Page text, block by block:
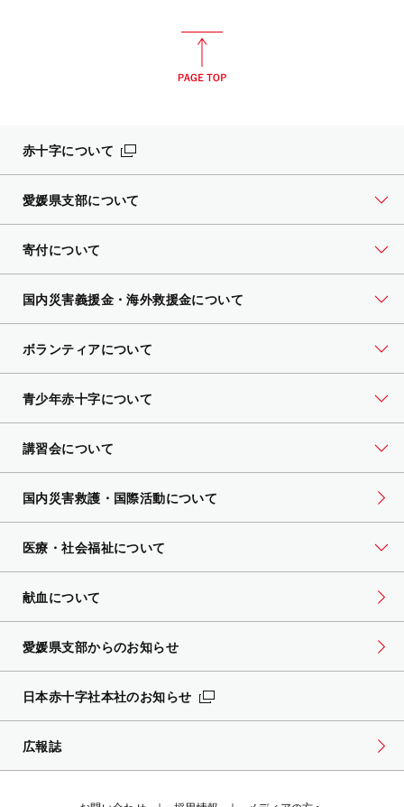
赤十字について
愛媛県支部について
寄付について
国内災害義援金・海外救援金について
ボランティアについて
青少年赤十字について
講習会について
国内災害救護・国際活動について
医療・社会福祉について
献血について
愛媛県支部からのお知らせ
日本赤十字社本社のお知らせ
広報誌